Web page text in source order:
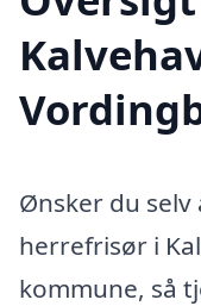
Ønsker du
herrefrisør i
kommune, så